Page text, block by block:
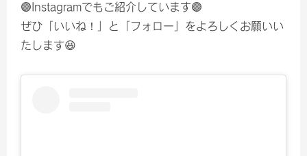
🟣Instagramでもご紹介しています🟣
ぜひ「いいね！」と「フォロー」をよろしくお願いい
たします😆